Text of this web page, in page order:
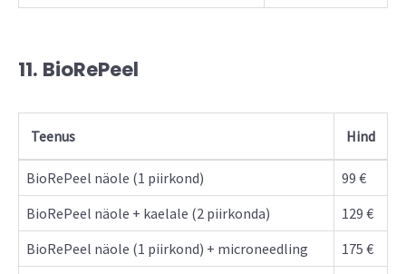
11. BioRePeel
Teenus Hind
BioRePeel näole (1 piirkond)
99 €
BioRePeel näole + kaelale (2 piirkonda)
129 €
BioRePeel näole (1 piirkond) + microneedling
175 €